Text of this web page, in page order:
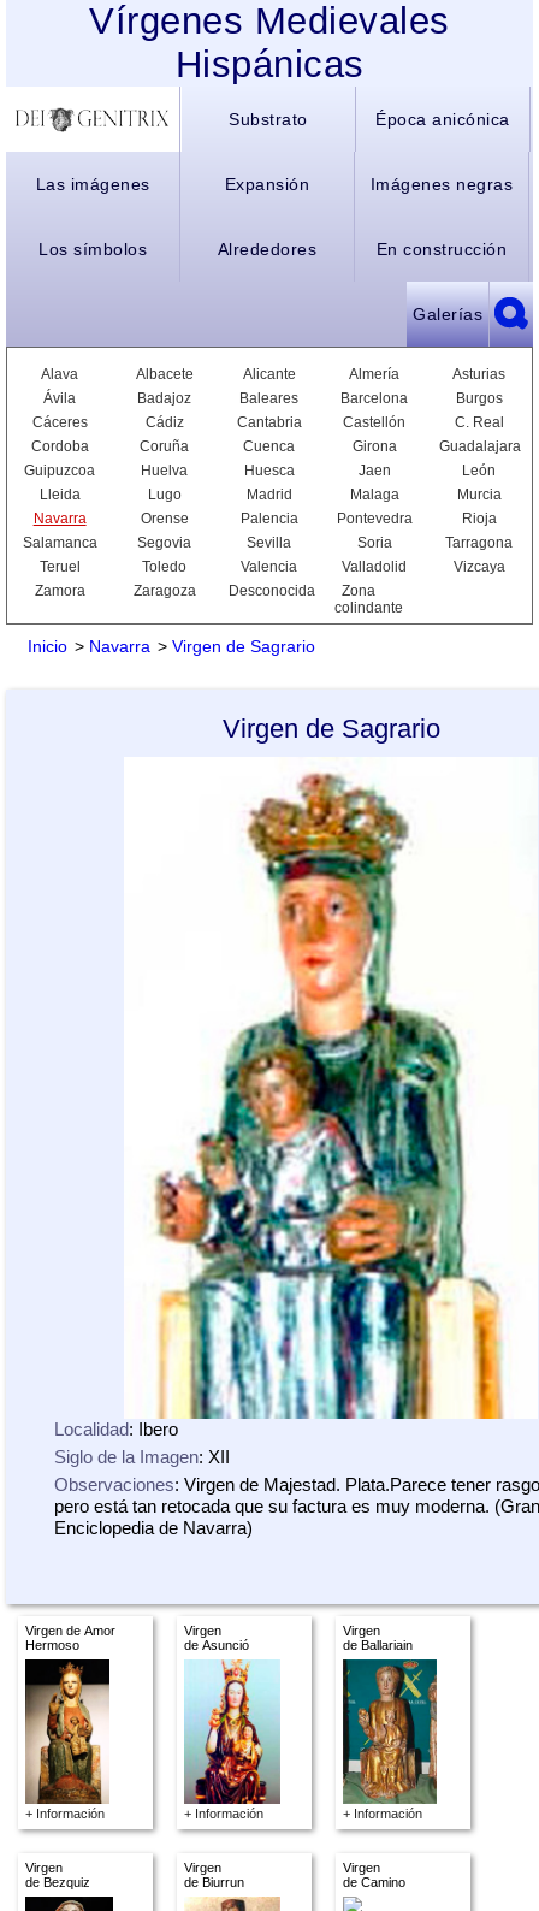
Vírgenes Medievales
Hispánicas
Substrato Época anicónica
Las imágenes Expansión Imágenes negras
Los símbolos Alrededores En construcción
Galerías
Alava Albacete Alicante Almería
Asturias
Ávila
Badajoz Baleares Barcelona
Burgos
Cáceres
Cádiz Cantabria Castellón
C. Real
Cordoba
Coruña Cuenca Girona
Guadalajara
Guipuzcoa
Huelva Huesca Jaen
León
Lleida
Lugo Madrid Malaga
Murcia
Navarra
Orense Palencia Pontevedra
Rioja
Salamanca
Segovia Sevilla Soria
Tarragona
Teruel
Toledo Valencia Valladolid
Vizcaya
Zamora
Zaragoza Desconocida
Zona
colindante
Inicio > Navarra > Virgen de Sagrario
Virgen de Sagrario
Localidad: Ibero
Siglo de la Imagen: XII
Observaciones: Virgen de Majestad. Plata.Parece tener
pero está tan retocada que su factura es muy moderna. (Gran
Enciclopedia de Navarra)
Virgen de Amor
Hermoso
+ Información
Virgen
de Asunció
+ Información
Virgen
de Ballariain
+ Información
Virgen
de Bezquiz
Virgen
de Biurrun
Virgen
de Camino